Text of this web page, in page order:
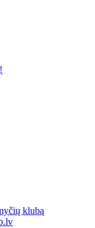
klubą